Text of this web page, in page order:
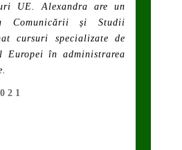
UE. Alexandra are un
Comunicării și Studii
cursuri specializate de
Europei în administrarea